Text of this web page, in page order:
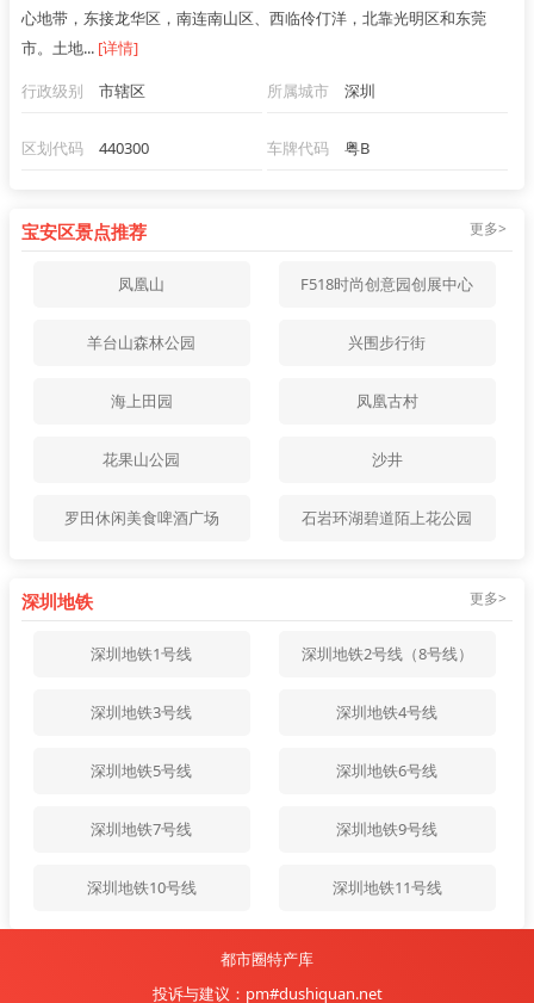
心地带，东接龙华区，南连南山区、西临伶仃洋，北靠光明区和东莞
市。土地... [详情]
行政级别
市辖区 所属城市 深圳
区划代码 440300 车牌代码 粤B
宝安区景点推荐 更多>
凤凰山 F518时尚创意园创展中心
羊台山森林公园 兴围步行街
海上田园 凤凰古村
花果山公园 沙井
罗田休闲美食啤酒广场 石岩环湖碧道陌上花公园
深圳地铁 更多>
深圳地铁1号线 深圳地铁2号线（8号线）
深圳地铁3号线 深圳地铁4号线
深圳地铁5号线 深圳地铁6号线
深圳地铁7号线 深圳地铁9号线
深圳地铁10号线 深圳地铁11号线
都市圈特产库
投诉与建议：pm#dushiquan.net